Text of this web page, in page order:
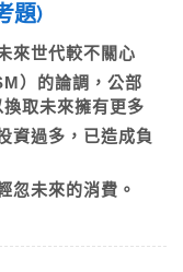
題)
來世代較不關心
）的論調，公部
取未來擁有更多
資過多，已造成負
忽未來的消費。